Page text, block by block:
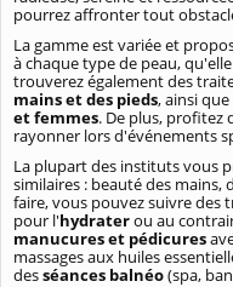
pourrez affronter tout
La gamme est variée et
à chaque type de peau,
trouverez également des
mains et des pieds, ainsi
et femmes. De plus, profitez
rayonner lors d'événements
La plupart des instituts vous
similaires : beauté des mains,
faire, vous pouvez suivre des
pour l'hydraterou au
manucures et pédicures
massages aux huiles
desséances balnéo(spa,